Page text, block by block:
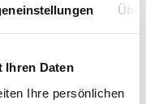
Ihren Daten
Ihre persönlichen